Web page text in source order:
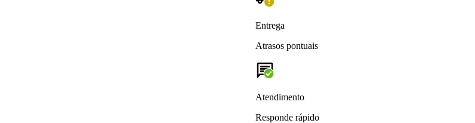
Entrega
Atrasos pontuais
Atendimento
Responde rápido